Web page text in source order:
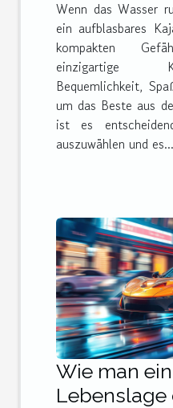
Wenn das
ein aufblasbares
kompakten
einzigartige
Bequemlichkeit,
um das Beste aus
ist es
auszuwählen und es...
Wie man